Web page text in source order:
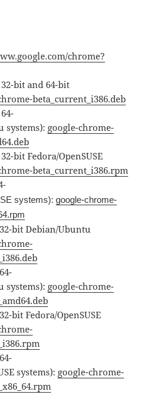
chrome?
bit and 64-bit
beta_current_i386.deb
systems): google-chrome-
bit Fedora/OpenSUSE
beta_current_i386.rpm
systems):google-chrome-
bit Debian/Ubuntu
systems): google-chrome-
bit Fedora/OpenSUSE
systems): google-chrome-